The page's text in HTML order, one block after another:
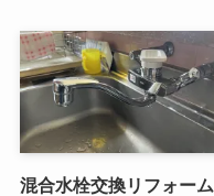
混合水栓交換リフォーム